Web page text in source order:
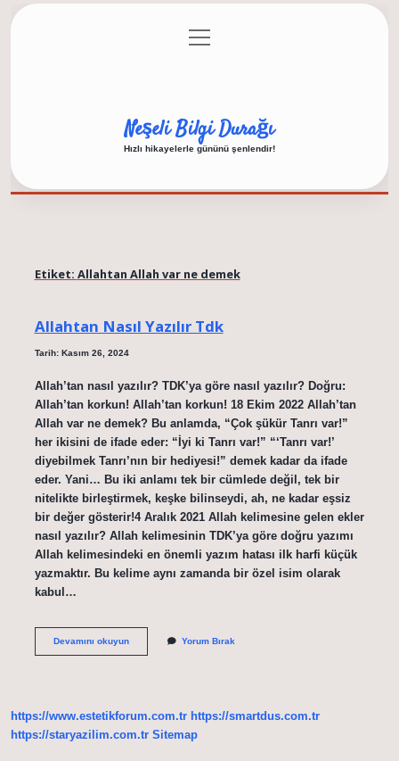
Gizlilik Politikası
menüyü
aç
Neşeli Bilgi Durağı
Hızlı hikayelerle gününü şenlendir!
Etiket: Allahtan Allah var ne demek
Allahtan Nasıl Yazılır Tdk
Tarih: Kasım 26, 2024
Allah’tan nasıl yazılır? TDK’ya göre nasıl yazılır? Doğru:
Allah’tan korkun! Allah’tan korkun! 18 Ekim 2022 Allah’tan
Allah var ne demek? Bu anlamda, “Çok şükür Tanrı var!”
her ikisini de ifade eder: “İyi ki Tanrı var!” “‘Tanrı var!’
diyebilmek Tanrı’nın bir hediyesi!” demek kadar da ifade
eder. Yani… Bu iki anlamı tek bir cümlede değil, tek bir
nitelikte birleştirmek, keşke bilinseydi, ah, ne kadar eşsiz
bir değer gösterir!4 Aralık 2021 Allah kelimesine gelen ekler
nasıl yazılır? Allah kelimesinin TDK’ya göre doğru yazımı
Allah kelimesindeki en önemli yazım hatası ilk harfi küçük
yazmaktır. Bu kelime aynı zamanda bir özel isim olarak
kabul…
Devamını okuyunAllahtan
Yorum Bırak
https://www.estetikforum.com.tr https://smartdus.com.tr
https://staryazilim.com.tr Sitemap